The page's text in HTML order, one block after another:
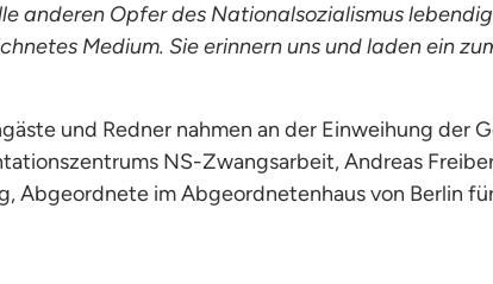
anderen Opfer des Nationalsozialismus
Medium. Sie erinnern uns und laden ein
und Redner nahmen an der Einweihung der
NS-Zwangsarbeit, Andreas
Abgeordnete im Abgeordnetenhaus von Berlin